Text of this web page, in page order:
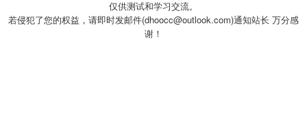
仅供测试和学习交流。
若侵犯了您的权益，请即时发邮件(dhoocc@outlook.com)通知站长 万分感
谢！